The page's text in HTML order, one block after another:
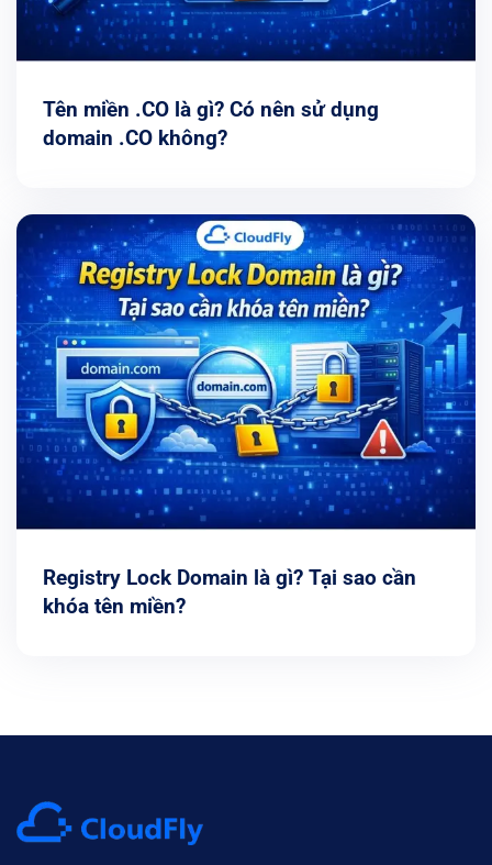
Tên miền .CO là gì? Có nên sử dụng
domain .CO không?
Registry Lock Domain là gì? Tại sao cần
khóa tên miền?